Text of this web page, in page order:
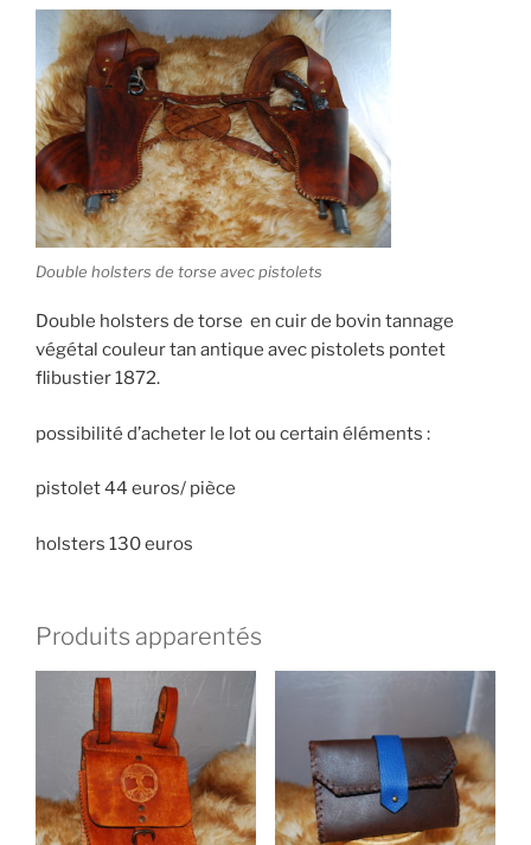
Double holsters de torse avec pistolets
Double holsters de torse en cuir de bovin tannage
végétal couleur tan antique avec pistolets pontet
flibustier 1872.
possibilité d’acheter le lot ou certain éléments :
pistolet 44 euros/ pièce
holsters 130 euros
Produits apparentés